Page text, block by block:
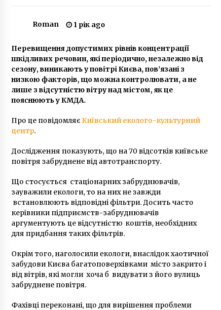
У Києві біля ресторану “Золотий Шафран”
6 років ago
Невідомі розтрощили вікна у «Хвильовому»
на Подолі та залили людей балоном. Є
постраждалі
5 років ago
В Гостомеле строительный кран упал на дом
Російський суд заочно заарештував і
6 років ago
Netflix знімає в Києві бойовик із Жан-Клодом
Ван Дамом
6 років ago
Roman 1 рік ago
Перевищення допустимих рівнів концентрації
шкідливих речовин, які періодично, незалежно від
сезону, виникають у повітрі Києва, пов’язані з
низкою факторів, що можна контролювати, а не
лише з відсутністю вітру над містом, як це
пояснюють у КМДА.
Про це повідомляє Київський еколого-культурний
центр.
Дослідження показують, що на 70 відсотків київське
повітря забруднене від автотранспорту.
Що стосується стаціонарних забруднювачів,
зауважили екологи, то на них не завжди
встановлюють відповідні фільтри. Досить часто
керівники підприємств-забруднювачів
аргументують це відсутністю коштів, необхідних
для придбання таких фільтрів.
Окрім того, наголосили екологи, внаслідок хаотичної
забудови Києва багатоповерхівками місто закрито і
від вітрів, які могли хоча б видувати з його вулиць
забруднене повітря.
Фахівці переконані, що для вирішення проблеми